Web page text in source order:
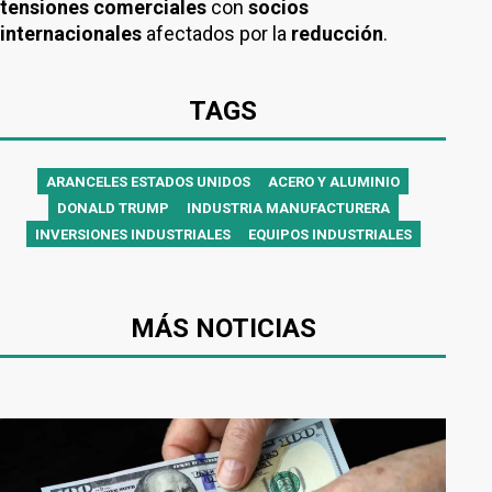
tensiones comerciales con socios
internacionales afectados por la reducción.
TAGS
ARANCELES ESTADOS UNIDOS
ACERO Y ALUMINIO
DONALD TRUMP
INDUSTRIA MANUFACTURERA
INVERSIONES INDUSTRIALES
EQUIPOS INDUSTRIALES
MÁS NOTICIAS